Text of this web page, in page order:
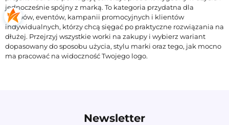
jednocześnie spójny z marką. To kategoria przydatna dla
sklepów, eventów, kampanii promocyjnych i klientów
indywidualnych, którzy chcą sięgać po praktyczne rozwiązania na
dłużej. Przejrzyj wszystkie worki na zakupy i wybierz wariant
dopasowany do sposobu użycia, stylu marki oraz tego, jak mocno
ma pracować na widoczność Twojego logo.
Newsletter